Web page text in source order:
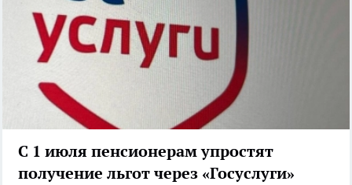
С 1 июля пенсионерам упростят
получение льгот через «Госуслуги»